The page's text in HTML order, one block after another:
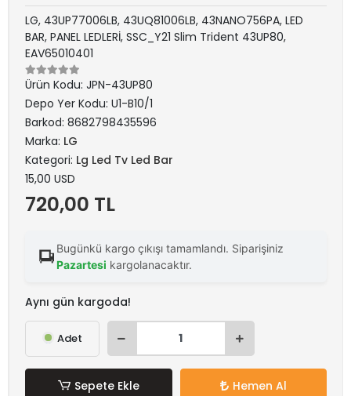
LG, 43UP77006LB, 43UQ81006LB, 43NANO756PA, LED
BAR, PANEL LEDLERİ, SSC_Y21 Slim Trident 43UP80,
EAV65010401
Ürün Kodu: JPN-43UP80
Depo Yer Kodu: U1-B10/1
Barkod: 8682798435596
Marka: LG
Kategori: Lg Led Tv Led Bar
15,00 USD
720,00 TL
Bugünkü kargo çıkışı tamamlandı. Siparişiniz
Pazartesi kargolanacaktır.
Aynı gün kargoda!
Adet
Sepete Ekle Hemen Al